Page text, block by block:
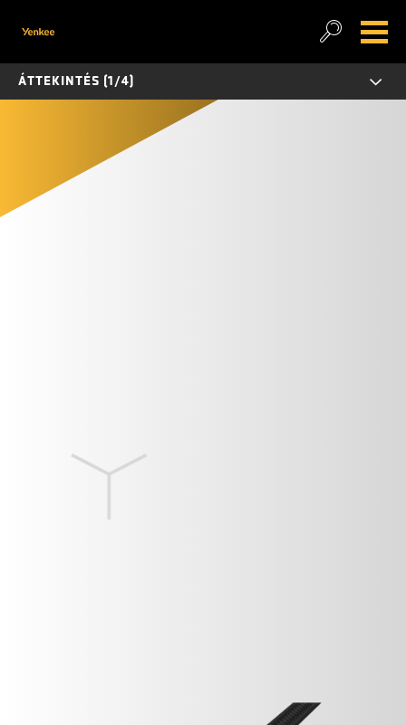
ÁTTEKINTÉS (1/4)